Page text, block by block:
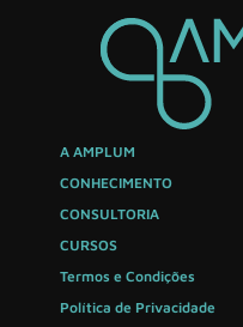
A AMPLUM
CONHECIMENTO
CONSULTORIA
CURSOS
Termos e Condições
Política de Privacidade